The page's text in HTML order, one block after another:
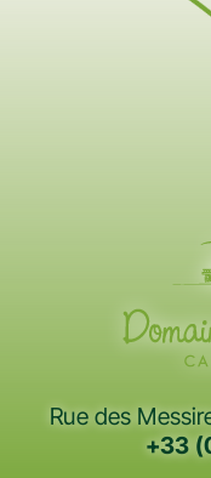
Rue des
+33